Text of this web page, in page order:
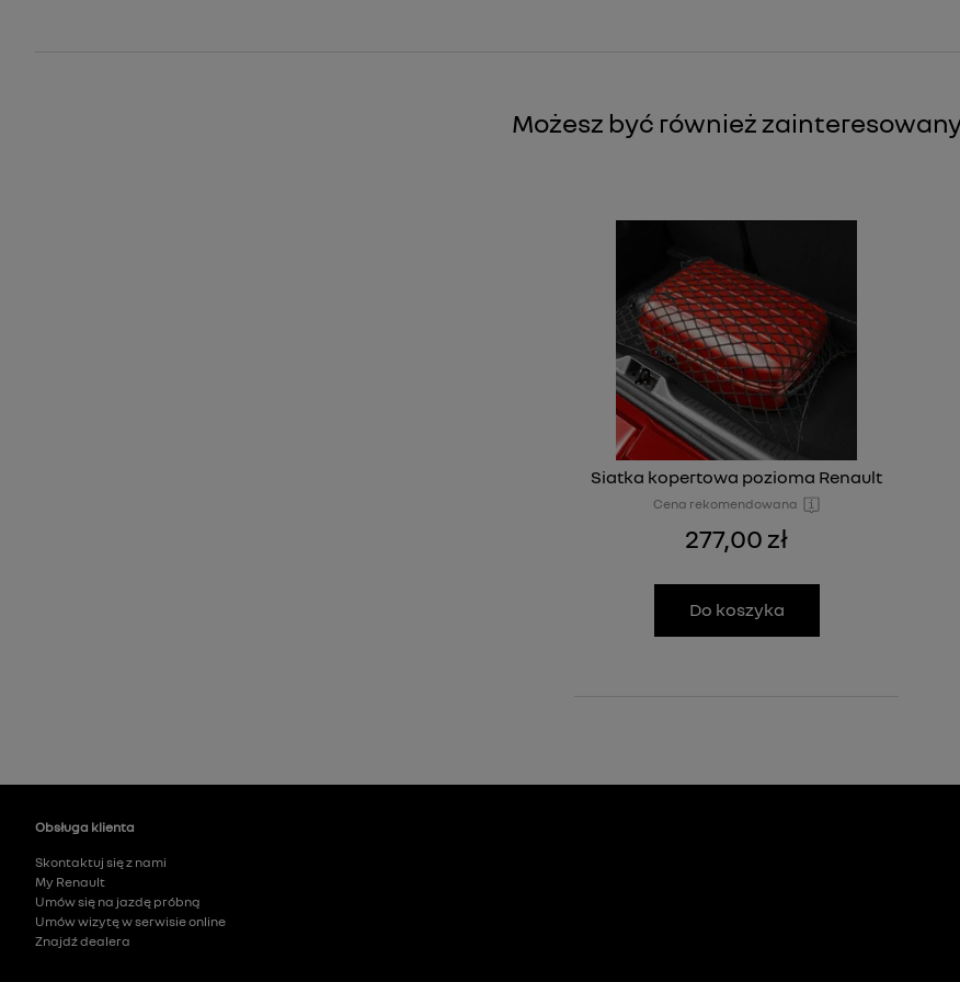
Możesz być również
Siatka kopertowa pozioma Renault
Cena rekomendowana
277,00 zł
Do koszyka
Obsługa klienta
Skontaktuj się z nami
My Renault
Umów się na jazdę próbną
Umów wizytę w serwisie online
Znajdź dealera